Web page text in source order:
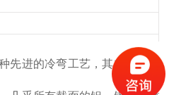
20年新四轴卷圆机报价
先进的冷弯工艺，其主要特点